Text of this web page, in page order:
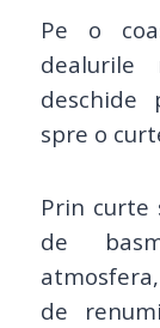
Pe o
dealurile
deschide
spre o
Prin curte
de
de